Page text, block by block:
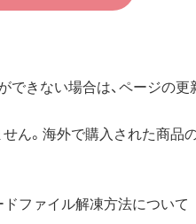
を保持します。
らないものとします。
ル、逆コンパイル、リバー
きない場合は、ページの更
ん。海外で購入された商品
ファイル解凍方法について